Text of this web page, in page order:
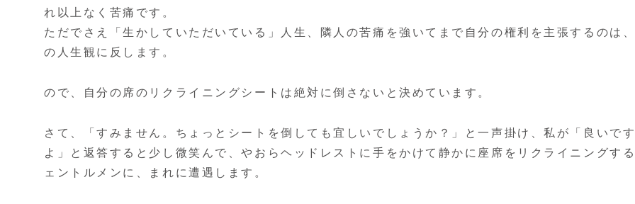
れ以上なく苦痛です。
ただでさえ「生かしていただいている」人生、隣人の苦痛を強いてまで自分の権利を主張するのは
の人生観に反します。
ので、自分の席のリクライニングシートは絶対に倒さないと決めています。
さて、「すみません。ちょっとシートを倒しても宜しいでしょうか？」と一声掛け、私が「良いで
よ」と返答すると少し微笑んで、やおらヘッドレストに手をかけて静かに座席をリクライニングす
ェントルメンに、まれに遭遇します。